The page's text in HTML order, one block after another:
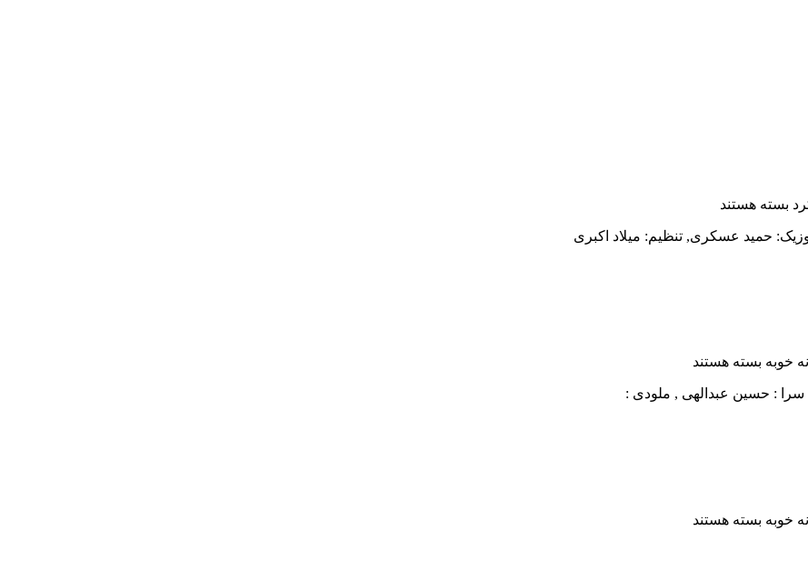
بسته هستند
خوبه بسته هستند
خوبه بسته هستند